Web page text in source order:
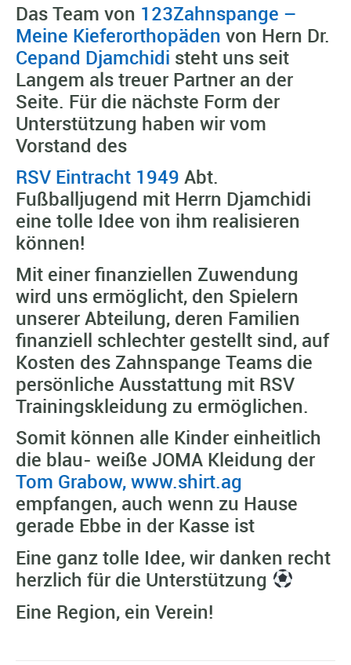
Das Team von 123Zahnspange –
Meine Kieferorthopäden von Hern Dr.
Cepand Djamchidi steht uns seit
Langem als treuer Partner an der
Seite. Für die nächste Form der
Unterstützung haben wir vom
Vorstand des
RSV Eintracht 1949 Abt.
Fußballjugend mit Herrn Djamchidi
eine tolle Idee von ihm realisieren
können!
Mit einer finanziellen Zuwendung
wird uns ermöglicht, den Spielern
unserer Abteilung, deren Familien
finanziell schlechter gestellt sind, auf
Kosten des Zahnspange Teams die
persönliche Ausstattung mit RSV
Trainingskleidung zu ermöglichen.
Somit können alle Kinder einheitlich
die blau- weiße JOMA Kleidung der
Tom Grabow, www.shirt.ag
empfangen, auch wenn zu Hause
gerade Ebbe in der Kasse ist
Eine ganz tolle Idee, wir danken recht
herzlich für die Unterstützung
Eine Region, ein Verein!